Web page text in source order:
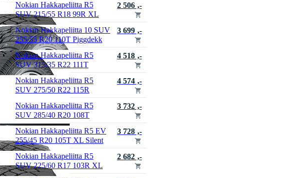
Nokian Hakkapeliitta R5
SUV 215/55 R18 99R XL
2 506 ,-
Nokian Hakkapeliitta 10 SUV
255/55 R20 110T Piggdekk
3 699 ,-
Nokian Hakkapeliitta R5
SUV 315/35 R22 111T
4 518 ,-
Nokian Hakkapeliitta R5
SUV 275/50 R22 115R
4 574 ,-
Nokian Hakkapeliitta R5
SUV 285/40 R20 108T
3 732 ,-
Nokian Hakkapeliitta R5 EV
255/45 R20 105T XL Silent
3 728 ,-
Nokian Hakkapeliitta R5
SUV 225/60 R17 103R XL
2 682 ,-